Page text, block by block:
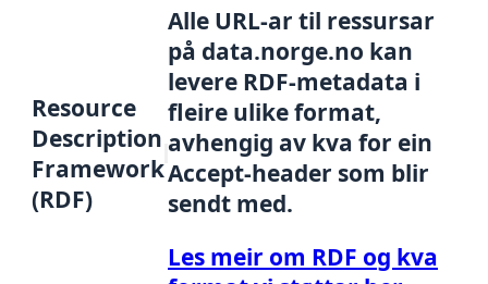
Resource
Description
Framework
(RDF)
Alle URL-ar til ressursar
på data.norge.no kan
levere RDF-metadata i
fleire ulike format,
avhengig av kva for ein
Accept-header som blir
sendt med.
Les meir om RDF og kva